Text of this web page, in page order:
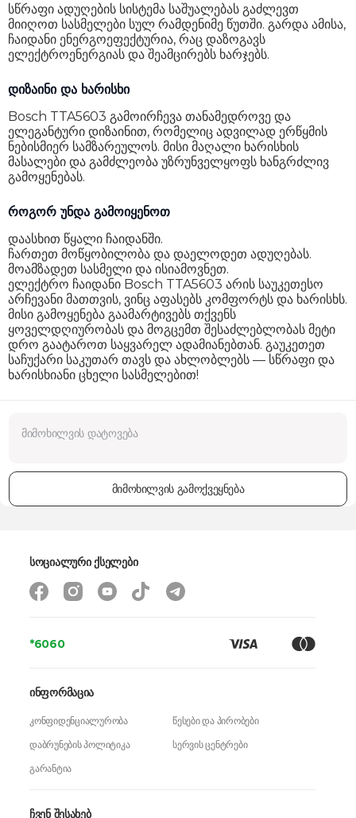
სწრაფი ადუღების სისტემა საშუალებას გაძლევთ
მიიღოთ სასმელები სულ რამდენიმე წუთში. გარდა ამისა,
ჩაიდანი ენერგოეფექტურია, რაც დაზოგავს
ელექტროენერგიას და შეამცირებს ხარჯებს.
დიზაინი და ხარისხი
Bosch TTA5603 გამოირჩევა თანამედროვე და
ელეგანტური დიზაინით, რომელიც ადვილად ერწყმის
ნებისმიერ სამზარეულოს. მისი მაღალი ხარისხის
მასალები და გამძლეობა უზრუნველყოფს ხანგრძლივ
გამოყენებას.
როგორ უნდა გამოიყენოთ
დაასხით წყალი ჩაიდანში.
ჩართეთ მოწყობილობა და დაელოდეთ ადუღებას.
მოამზადეთ სასმელი და ისიამოვნეთ.
ელექტრო ჩაიდანი Bosch TTA5603 არის საუკეთესო
არჩევანი მათთვის, ვინც აფასებს კომფორტს და ხარისხს.
მისი გამოყენება გაამარტივებს თქვენს
ყოველდღიურობას და მოგცემთ შესაძლებლობას მეტი
დრო გაატაროთ საყვარელ ადამიანებთან. გაუკეთეთ
საჩუქარი საკუთარ თავს და ახლობლებს — სწრაფი და
ხარისხიანი ცხელი სასმელებით!
მიმოხილვის გამოქვეყნება
*6060
ჩვენ შესახებ
ინფორმაცია
კონფიდენციალურობა
წესები და პირობები
დაბრუნების პოლიტიკა
სერვის ცენტრები
გარანტია
სოციალური ქსელები